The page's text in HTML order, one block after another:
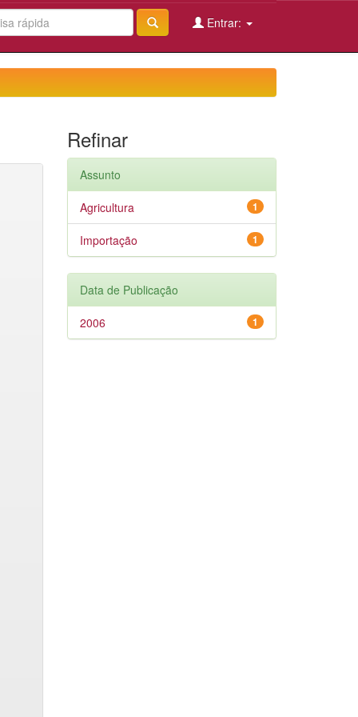
Entrar:
Refinar
Assunto
1
Agricultura
1
Importação
Data de Publicação
1
2006